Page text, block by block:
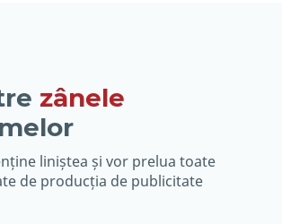
zânele
liniștea și vor prelua toate
de producția de publicitate